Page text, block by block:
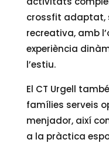
crossfit adaptat,
recreativa, amb
experiència
l’estiu.
El CT Urgell
famílies serveis
menjador, així
a la pràctica